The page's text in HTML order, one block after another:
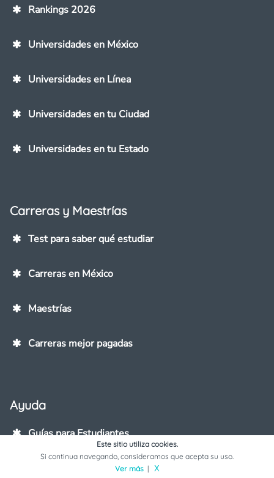
Rankings 2026
Universidades en México
Universidades en Línea
Universidades en tu Ciudad
Universidades en tu Estado
Carreras y Maestrías
Test para saber qué estudiar
Carreras en México
Maestrías
Carreras mejor pagadas
Ayuda
Guías para Estudiantes
Este sitio utiliza cookies.
Si continua navegando, consideramos que acepta su uso.
Ver más| X